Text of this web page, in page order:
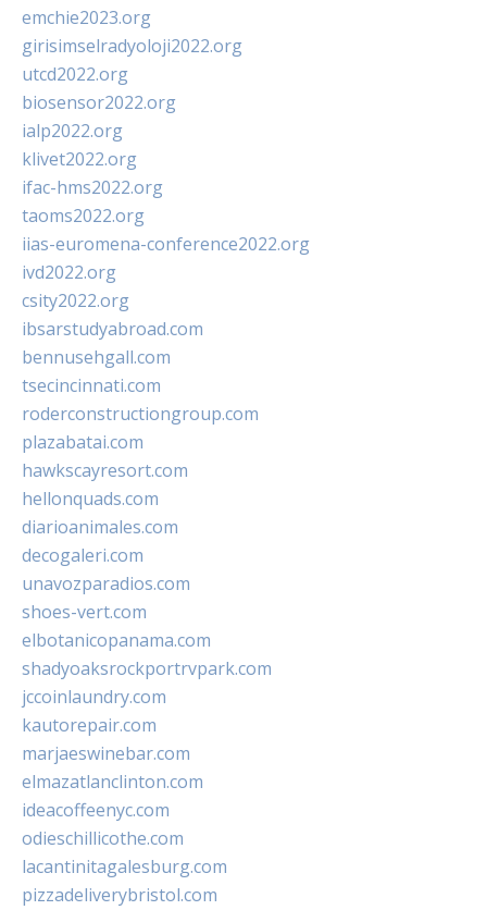
emchie2023.org
girisimselradyoloji2022.org
utcd2022.org
biosensor2022.org
ialp2022.org
klivet2022.org
ifac-hms2022.org
taoms2022.org
iias-euromena-conference2022.org
ivd2022.org
csity2022.org
ibsarstudyabroad.com
bennusehgall.com
tsecincinnati.com
roderconstructiongroup.com
plazabatai.com
hawkscayresort.com
hellonquads.com
diarioanimales.com
decogaleri.com
unavozparadios.com
shoes-vert.com
elbotanicopanama.com
shadyoaksrockportrvpark.com
jccoinlaundry.com
kautorepair.com
marjaeswinebar.com
elmazatlanclinton.com
ideacoffeenyc.com
odieschillicothe.com
lacantinitagalesburg.com
pizzadeliverybristol.com